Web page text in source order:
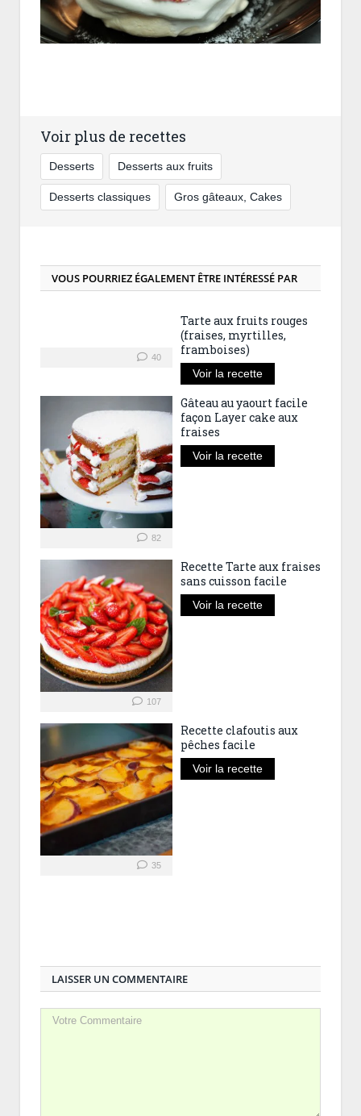
Voir plus de recettes
Desserts Desserts aux fruits
Desserts classiques Gros gâteaux, Cakes
VOUS POURRIEZ ÉGALEMENT ÊTRE INTÉRESSÉ PAR
40
Tarte aux fruits rouges
(fraises, myrtilles,
framboises)
Voir la recette
82
Gâteau au yaourt facile
façon Layer cake aux
fraises
Voir la recette
107
Recette Tarte aux fraises
sans cuisson facile
Voir la recette
35
Recette clafoutis aux
pêches facile
Voir la recette
LAISSER UN COMMENTAIRE